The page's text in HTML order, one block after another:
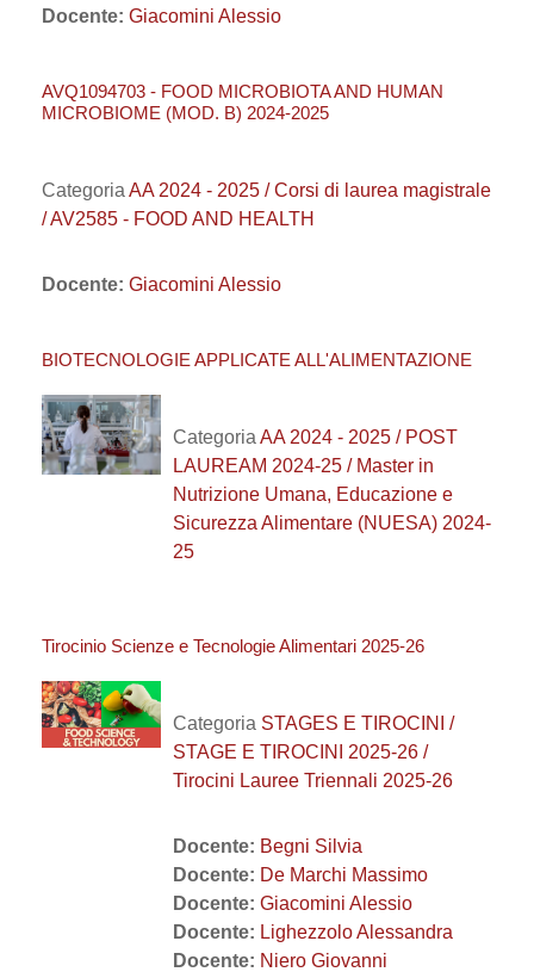
Docente: Giacomini Alessio
AVQ1094703 - FOOD MICROBIOTA AND HUMAN
MICROBIOME (MOD. B) 2024-2025
Categoria AA 2024 - 2025 / Corsi di laurea magistrale
/ AV2585 - FOOD AND HEALTH
Docente: Giacomini Alessio
BIOTECNOLOGIE APPLICATE ALL'ALIMENTAZIONE
Categoria AA 2024 - 2025 / POST
LAUREAM 2024-25 / Master in
Nutrizione Umana, Educazione e
Sicurezza Alimentare (NUESA) 2024-
25
Tirocinio Scienze e Tecnologie Alimentari 2025-26
Categoria STAGES E TIROCINI /
STAGE E TIROCINI 2025-26 /
Tirocini Lauree Triennali 2025-26
Docente: Begni Silvia
Docente: De Marchi Massimo
Docente: Giacomini Alessio
Docente: Lighezzolo Alessandra
Docente: Niero Giovanni